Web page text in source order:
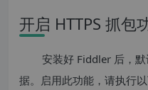
开启 HTTPS 抓包
安装好 Fiddler 后，
据。启用此功能，请执行以